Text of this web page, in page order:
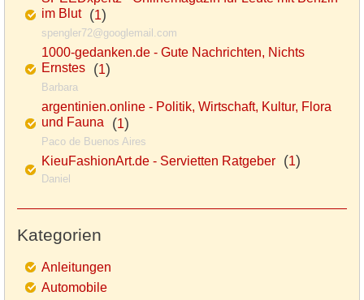
im Blut(1)
spengler72@googlemail.com
1000-gedanken.de - Gute Nachrichten, Nichts
Ernstes (1)
Barbara
argentinien.online - Politik, Wirtschaft, Kultur, Flora
und Fauna (1)
Paco de Buenos Aires
KieuFashionArt.de - Servietten Ratgeber (1)
Daniel
Kategorien
Anleitungen
Automobile